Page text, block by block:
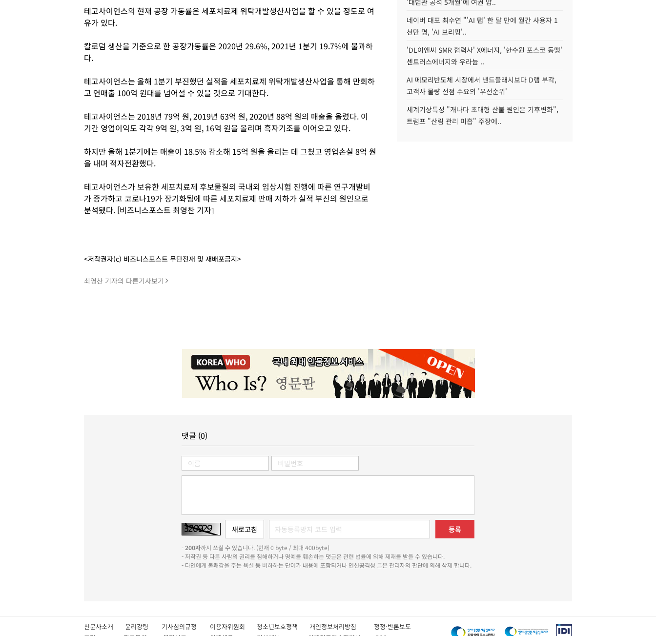
테고사이언스의 현재 공장 가동률은 세포치료제 위탁개발생산사업을 할 수 있을 정도로 여
유가 있다.
칼로덤 생산을 기준으로 한 공장가동률은 2020년 29.6%, 2021년 1분기 19.7%에 불과하
다.
테고사이언스는 올해 1분기 부진했던 실적을 세포치료제 위탁개발생산사업을 통해 만회하
고 연매출 100억 원대를 넘어설 수 있을 것으로 기대한다.
테고사이언스는 2018년 79억 원, 2019년 63억 원, 2020년 88억 원의 매출을 올렸다. 이
기간 영업이익도 각각 9억 원, 3억 원, 16억 원을 올리며 흑자기조를 이어오고 있다.
하지만 올해 1분기에는 매출이 18.5% 감소해 15억 원을 올리는 데 그쳤고 영업손실 8억 원
을 내며 적자전환했다.
테고사이언스가 보유한 세포치료제 후보물질의 국내외 임상시험 진행에 따른 연구개발비
가 증가하고 코로나19가 장기화됨에 따른 세포치료제 판매 저하가 실적 부진의 원인으로
분석됐다. [비즈니스포스트 최영찬 기자]
<저작권자(c) 비즈니스포스트 무단전재 및 재배포금지>
최영찬 기자의 다른기사보기
'대법관 공석 5개월'에 여권 압..
네이버 대표 최수연 "'AI 탭' 한 달 만에 월간 사용자 1
천만 명, 'AI 브리핑'..
'DL이앤씨 SMR 협력사' X에너지, '한수원 포스코 동맹'
센트러스에너지와 우라늄 ..
AI 메모리반도체 시장에서 낸드플래시보다 D램 부각,
고객사 물량 선점 수요의 '우선순위'
세계기상특성 "캐나다 초대형 산불 원인은 기후변화",
트럼프 "산림 관리 미흡" 주장에..
댓글 (0)
등록
-200자까지 쓰실 수 있습니다. (현재 0 byte / 최대 400byte)
- 저작권 등 다른 사람의 권리를 침해하거나 명예를 훼손하는 댓글은 관련 법률에 의해 제재를 받을 수 있습니다.
- 타인에게 불쾌감을 주는 욕설 등 비하하는 단어가 내용에 포함되거나 인신공격성 글은 관리자의 판단에 의해 삭제 합니다.
신문사소개 윤리강령 기사심의규정 이용자위원회 청소년보호정책 개인정보처리방침 정정·반론보도